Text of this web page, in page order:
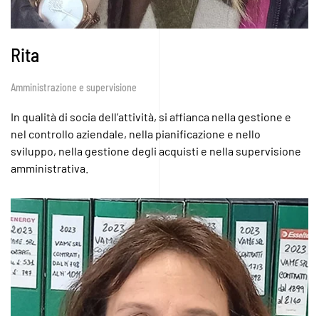
Rita
Amministrazione e supervisione
In qualità di socia dell’attività, si affianca nella gestione e
nel controllo aziendale, nella pianificazione e nello
sviluppo, nella gestione degli acquisti e nella supervisione
amministrativa.